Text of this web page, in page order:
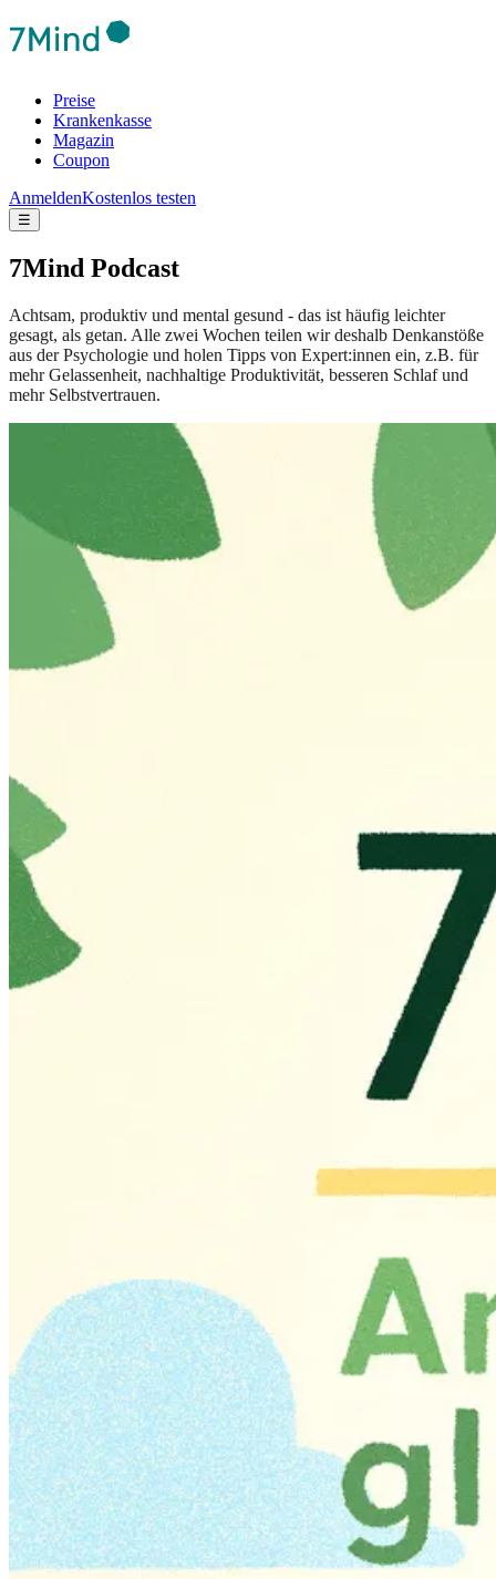
Preise
Krankenkasse
Magazin
Coupon
AnmeldenKostenlos testen
☰
7Mind Podcast
Achtsam, produktiv und mental gesund - das ist häufig leichter
gesagt, als getan. Alle zwei Wochen teilen wir deshalb Denkanstöße
aus der Psychologie und holen Tipps von Expert:innen ein, z.B. für
mehr Gelassenheit, nachhaltige Produktivität, besseren Schlaf und
mehr Selbstvertrauen.